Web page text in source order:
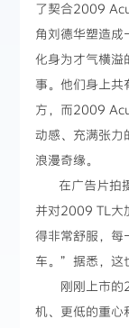
了契合2009
角刘德华塑造成
化身为才气横溢
事。他们身上共
方，而2009
动感、充满张力
浪漫奇缘。
在广告片拍摄
并对2009 TL大
得非常舒服，每
车。”据悉，这
刚刚上市的
机、更低的重心